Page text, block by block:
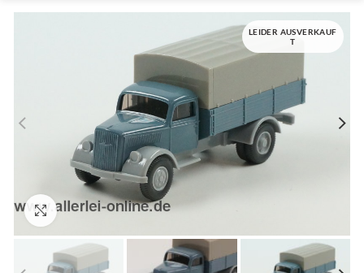
LEIDER AUSVERKAUF
T
Zum Vergrößern anklicken